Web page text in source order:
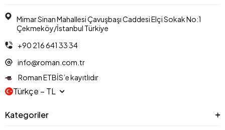
Mimar Sinan Mahallesi Çavuşbaşı Caddesi Elçi Sokak No:1
Çekmeköy/İstanbul Türkiye
+90 216 641 33 34
info@roman.com.tr
Roman ETBİS’e kayıtlıdır
Türkçe − TL
Kategoriler